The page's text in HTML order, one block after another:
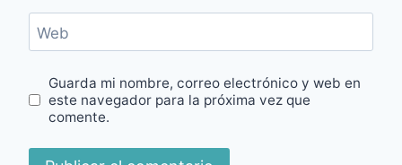
Web
Guarda mi nombre, correo electrónico y web en
este navegador para la próxima vez que
comente.